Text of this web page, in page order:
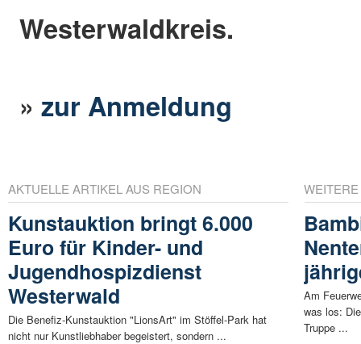
Westerwaldkreis.
»zur Anmeldung
AKTUELLE ARTIKEL AUS REGION
Kunstauktion bringt 6.000
Euro für Kinder- und
Jugendhospizdienst
Westerwald
Die Benefiz-Kunstauktion "LionsArt" im Stöffel-Park hat
nicht nur Kunstliebhaber begeistert, sondern ...
Am
was los:
Truppe ...